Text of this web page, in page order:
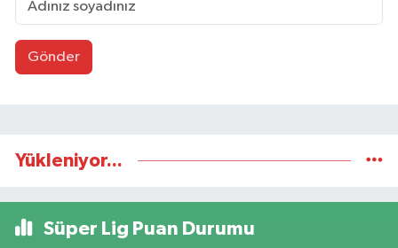
Gönder
Yükleniyor...
Süper Lig Puan Durumu